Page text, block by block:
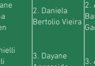
2. Daniela
Bertolio Vieira
2.
3. Dayane
3.